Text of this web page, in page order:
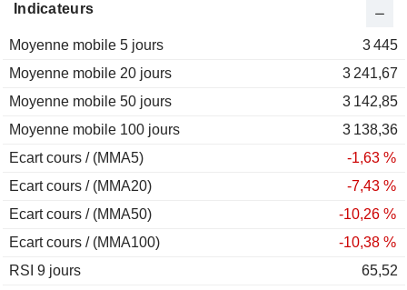
Indicateurs
Moyenne mobile 5 jours
3 445
Moyenne mobile 20 jours
3 241,67
Moyenne mobile 50 jours
3 142,85
Moyenne mobile 100 jours
3 138,36
Ecart cours / (MMA5)
-1,63 %
Ecart cours / (MMA20)
-7,43 %
Ecart cours / (MMA50)
-10,26 %
Ecart cours / (MMA100)
-10,38 %
RSI 9 jours
65,52
2012
2011
-12,39 %
2010
+44,00 %
2009
+293,75 %
2008
-68,15 %
2007
2006
2005
2004
+40,29 %
2003